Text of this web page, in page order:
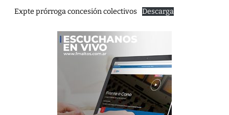
Expte prórroga concesión colectivos Descarga